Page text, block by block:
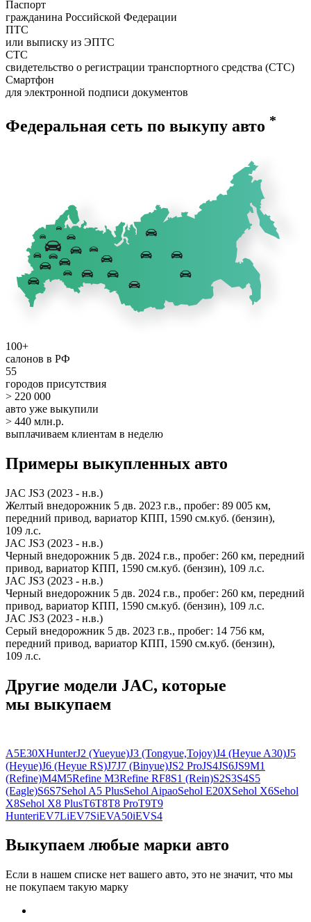
Паспорт
гражданина Российской Федерации
ПТС
или выписку из ЭПТС
СТС
свидетельство о регистрации транспортного средства (СТС)
Смартфон
для электронной подписи документов
Федеральная сеть по выкупу авто *
100+
салонов в РФ
55
городов присутствия
> 220 000
авто уже выкупили
> 440 млн.р.
выплачиваем клиентам в неделю
Примеры выкупленных авто
JAC JS3 (2023 - н.в.)
Желтый внедорожник 5 дв. 2023 г.в., пробег: 89 005 км,
передний привод, вариатор КПП, 1590 см.куб. (бензин),
109 л.с.
JAC JS3 (2023 - н.в.)
Черный внедорожник 5 дв. 2024 г.в., пробег: 260 км, передний
привод, вариатор КПП, 1590 см.куб. (бензин), 109 л.с.
JAC JS3 (2023 - н.в.)
Черный внедорожник 5 дв. 2024 г.в., пробег: 260 км, передний
привод, вариатор КПП, 1590 см.куб. (бензин), 109 л.с.
JAC JS3 (2023 - н.в.)
Серый внедорожник 5 дв. 2023 г.в., пробег: 14 756 км,
передний привод, вариатор КПП, 1590 см.куб. (бензин),
109 л.с.
Другие модели JAC, которые
мы выкупаем
A5E30XHunterJ2 (Yueyue)J3 (Tongyue,Tojoy)J4 (Heyue A30)J5
(Heyue)J6 (Heyue RS)J7J7 (Binyue)JS2 ProJS4JS6JS9M1
(Refine)M4M5Refine M3Refine RF8S1 (Rein)S2S3S4S5
(Eagle)S6S7Sehol A5 PlusSehol AipaoSehol E20XSehol X6Sehol
X8Sehol X8 PlusT6T8T8 ProT9T9
HunteriEV7LiEV7SiEVA50iEVS4
Выкупаем любые марки авто
Если в нашем списке нет вашего авто, это не значит, что мы
не покупаем такую марку